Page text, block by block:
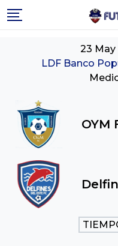
to
23 May
LDF Banco
OYM